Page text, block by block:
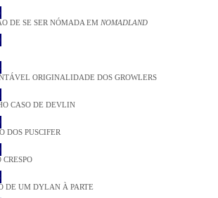
DE SE SER NÓMADA EM NOMADLAND
ORIGINALIDADE DOS GROWLERS
CASO DE DEVLIN
DOS PUSCIFER
CRESPO
DE UM DYLAN À PARTE